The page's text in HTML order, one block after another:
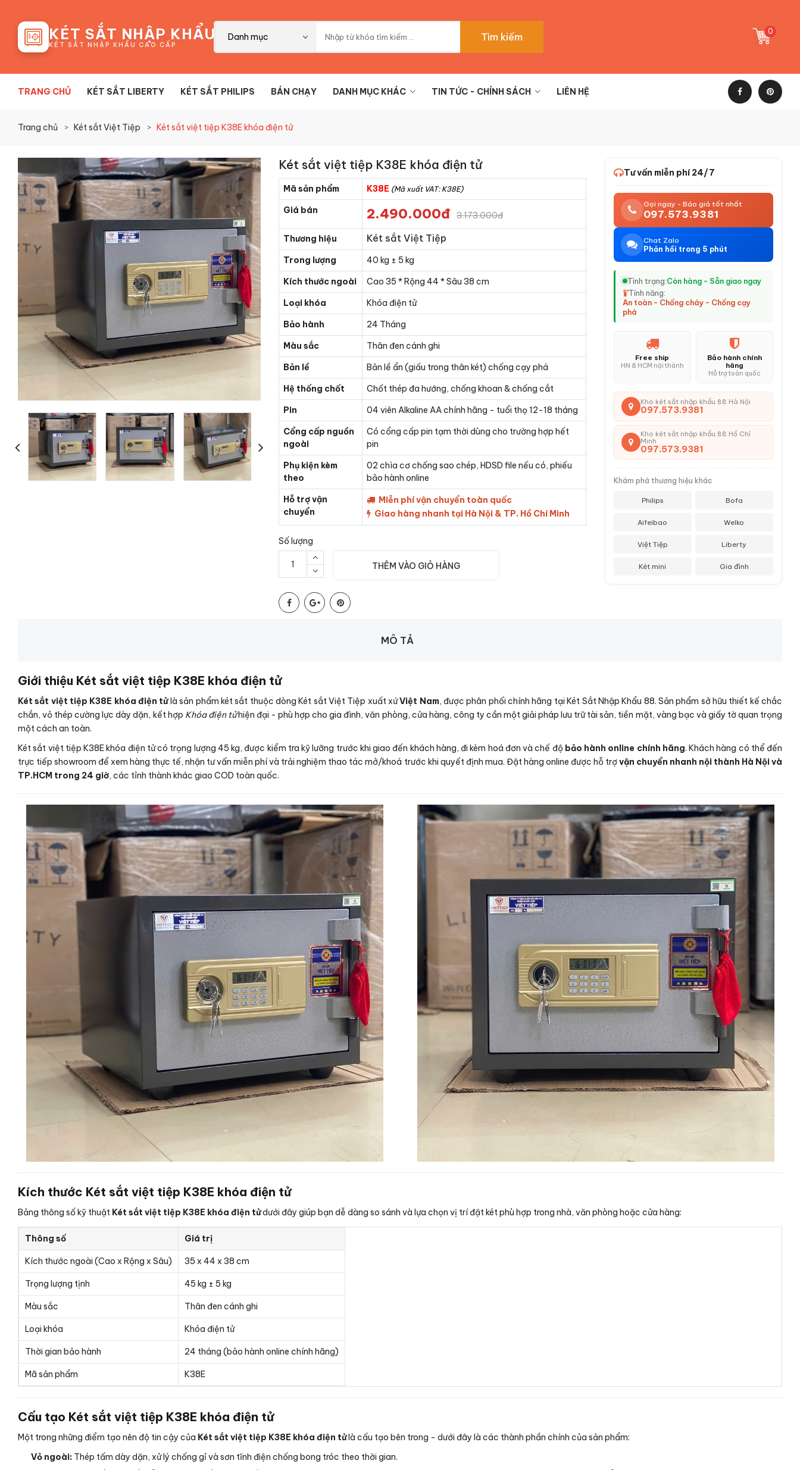
KÉT SẮT NHẬP KHẨU 88
KÉT SẮT NHẬP KHẨU CAO CẤP
0
Danh mục Tìm kiếm
TRANG CHỦ KÉT SẮT LIBERTY KÉT SẮT PHILIPS BÁN CHẠY DANH MỤC KHÁC TIN TỨC - CHÍNH SÁCH LIÊN HỆ
Trang chủ Két sắt Việt Tiệp Két sắt việt tiệp K38E khóa điện tử
Két sắt việt tiệp K38E khóa điện tử
Mã sản phẩm K38E (Mã xuất VAT: K38E)
Giá bán 2.490.000đ 3.173.000đ
Thương hiệu Két sắt Việt Tiệp
Trong lượng
40 kg ± 5 kg
Kích thước ngoài
Cao 35 * Rộng 44 * Sâu 38 cm
Loại khóa
Khóa điện tử
Bảo hành
24 Tháng
Màu sắc
Thân đen cánh ghi
Bản lề
Bản lề ẩn (giấu trong thân két) chống cạy phá
Hệ thống chốt
Chốt thép đa hướng, chống khoan & chống cắt
Pin
04 viên Alkaline AA chính hãng - tuổi thọ 12-18 tháng
Cổng cấp nguồn
ngoài
Có cổng cấp pin tạm thời dùng cho trường hợp hết
pin
Phụ kiện kèm
theo
02 chìa cơ chống sao chép, HDSD file nếu có, phiếu
bảo hành online
Hỗ trợ vận
chuyển
Miễn phí vận chuyển toàn quốc
Giao hàng nhanh tại Hà Nội & TP. Hồ Chí Minh
Số lượng
THÊM VÀO GIỎ HÀNG
Tư vấn miễn phí 24/7
Gọi ngay - Báo giá tốt nhất
097.573.9381
Chat Zalo
Phản hồi trong 5 phút
Tình trạng:Còn hàng - Sẵn giao ngay
Tính năng:
An toàn - Chống cháy - Chống cạy
phá
Free ship
HN & HCM nội thành
Bảo hành chính
hãng
Hỗ trợ toàn quốc
Kho két sắt nhập khẩu 88 Hà Nội
097.573.9381
Kho két sắt nhập khẩu 88 Hồ Chí
Minh
097.573.9381
Khám phá thương hiệu khác
Philips Bofa
Aifeibao Welko
Việt Tiệp Liberty
Két mini Gia đình
MÔ TẢ
Giới thiệu Két sắt việt tiệp K38E khóa điện tử
Két sắt việt tiệp K38E khóa điện tửlà sản phẩm két sắt thuộc dòng Két sắt Việt Tiệp xuất xứViệt Nam, được phân phối chính hãng tại Két Sắt Nhập Khẩu 88. Sản phẩm sở hữu thiết kế chắc
chắn, vỏ thép cường lực dày dặn, kết hợp Khóa điện tửhiện đại - phù hợp cho gia đình, văn phòng, cửa hàng, công ty cần một giải pháp lưu trữ tài sản, tiền mặt, vàng bạc và giấy tờ quan trọng
một cách an toàn.
Két sắt việt tiệp K38E khóa điện tử có trọng lượng 45 kg, được kiểm tra kỹ lưỡng trước khi giao đến khách hàng, đi kèm hoá đơn và chế độ bảo hành online chính hãng. Khách hàng có thể đến
trực tiếp showroom để xem hàng thực tế, nhận tư vấn miễn phí và trải nghiệm thao tác mở/khoá trước khi quyết định mua. Đặt hàng online được hỗ trợvận chuyển nhanh nội thành Hà Nội và
TP.HCM trong 24 giờ, các tỉnh thành khác giao COD toàn quốc.
Kích thước Két sắt việt tiệp K38E khóa điện tử
Bảng thông số kỹ thuật Két sắt việt tiệp K38E khóa điện tửdưới đây giúp bạn dễ dàng so sánh và lựa chọn vị trí đặt két phù hợp trong nhà, văn phòng hoặc cửa hàng:
Thông số Giá trị
Kích thước ngoài (Cao x Rộng x Sâu) 35 x 44 x 38 cm
Trọng lượng tịnh 45 kg ± 5 kg
Màu sắc Thân đen cánh ghi
Loại khóa Khóa điện tử
Thời gian bảo hành 24 tháng (bảo hành online chính hãng)
Mã sản phẩm K38E
Cấu tạo Két sắt việt tiệp K38E khóa điện tử
Một trong những điểm tạo nên độ tin cậy của Két sắt việt tiệp K38E khóa điện tửlà cấu tạo bên trong - dưới đây là các thành phần chính của sản phẩm:
Vỏ ngoài: Thép tấm dày dặn, xử lý chống gỉ và sơn tĩnh điện chống bong tróc theo thời gian.